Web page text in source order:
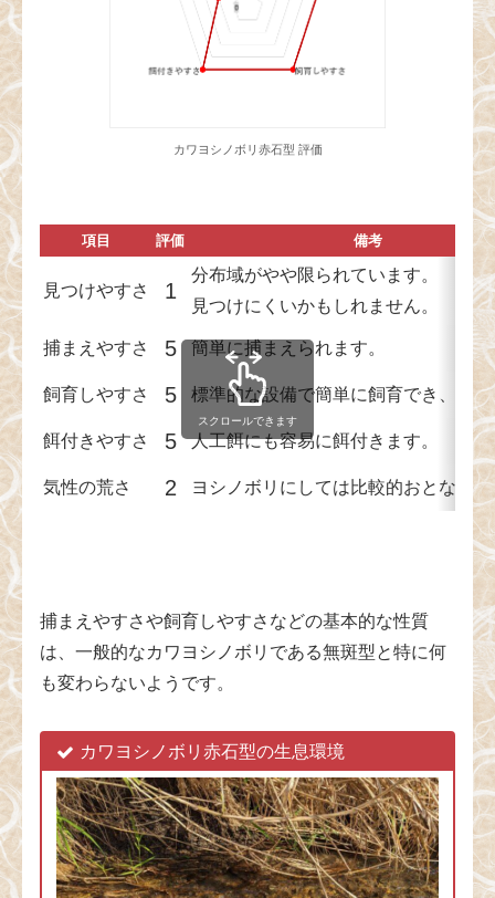
カワヨシノボリ赤石型 評価
項目 評価 備考
見つけやすさ 1
分布域がやや限られています。
見つけにくいかもしれません。
捕まえやすさ 5 簡単に捕まえられます。
飼育しやすさ 5 標準的な設備で簡単に飼育でき、丈
餌付きやすさ 5 人工餌にも容易に餌付きます。
気性の荒さ 2 ヨシノボリにしては比較的おとなし
スクロールできます
捕まえやすさや飼育しやすさなどの基本的な性質
は、一般的なカワヨシノボリである無斑型と特に何
も変わらないようです。
カワヨシノボリ赤石型の生息環境